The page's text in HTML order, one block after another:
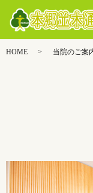
HOME 当院のご案